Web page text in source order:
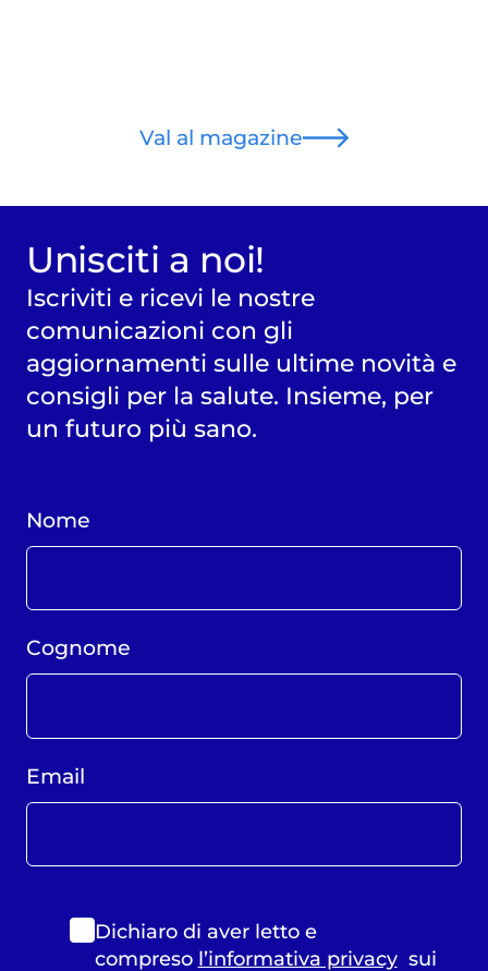
Val al magazine
Unisciti a noi!
Iscriviti e ricevi le nostre
comunicazioni con gli
aggiornamenti sulle ultime novità e
consigli per la salute. Insieme, per
un futuro più sano.
Nome
Cognome
Email
Dichiaro di aver letto e
compreso l’informativa privacysui